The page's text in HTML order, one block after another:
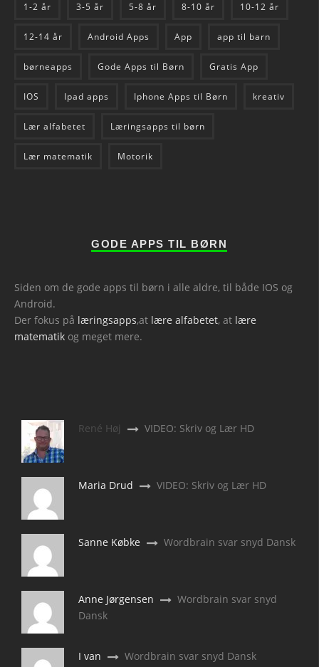
1-2 år 3-5 år 5-8 år 8-10 år 10-12 år
12-14 år Android Apps App app til barn
børneapps Gode Apps til Børn Gratis App
IOS Ipad apps Iphone Apps til Børn kreativ
Lær alfabetet Læringsapps til børn
Lær matematik Motorik
GODE APPS TIL BØRN
Siden om de gode apps til børn i alle aldre, til både IOS og
Android.
Der fokus på læringsapps,at lære alfabetet, at lære
matematik og meget mere.
René Høj VIDEO: Skriv og Lær HD
Maria Drud VIDEO: Skriv og Lær HD
Sanne Købke Wordbrain svar snyd Dansk
Anne Jørgensen
Wordbrain svar snyd
Dansk
I van Wordbrain svar snyd Dansk